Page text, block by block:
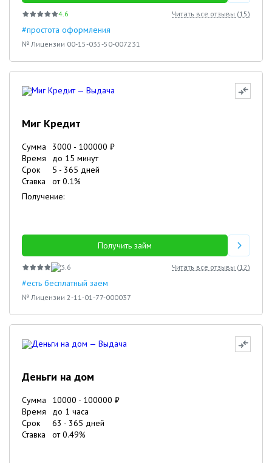
4.6 Читать все отзывы (15)
#простота оформления
№ Лицензии 00-15-035-50-007231
Миг Кредит
Сумма 3000 - 100000 ₽
Время
до 15 минут
Срок
5 - 365 дней
Ставка
от0.1%
Получение:
Получить займ
3.6 Читать все отзывы (12)
#есть бесплатный заем
№ Лицензии 2-11-01-77-000037
Деньги на дом
Сумма 10000 - 100000 ₽
Время
до 1 часа
Срок
63 - 365 дней
Ставка
от0.49%